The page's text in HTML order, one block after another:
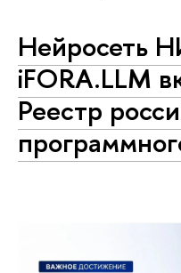
Нейросеть
iFORA.LLM
Реестр